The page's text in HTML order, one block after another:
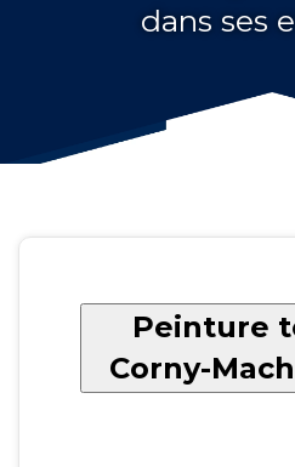
dans ses
Peinture
Corny-